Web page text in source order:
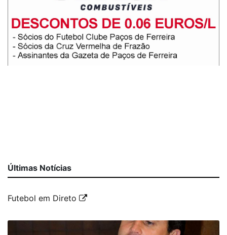
Últimas Notícias
Futebol em Direto